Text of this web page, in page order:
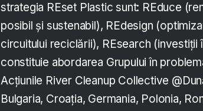
strategia REset Plastic sunt: REduce
posibil și sustenabil), REdesign
circuitului reciclării), REsearch
constituie abordarea Grupului în
Acțiunile River Cleanup Collective
Bulgaria, Croația, Germania, Polonia,